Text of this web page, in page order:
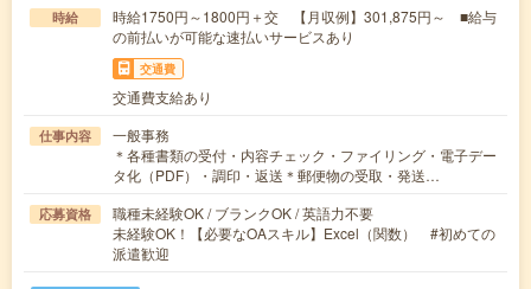
時給
時給1750円～1800円＋交 【月収例】301,875円～ ■給与
の前払いが可能な速払いサービスあり
交通費
交通費支給あり
仕事内容
一般事務
＊各種書類の受付・内容チェック・ファイリング・電子デー
タ化（PDF）・調印・返送＊郵便物の受取・発送…
応募資格
職種未経験OK / ブランクOK / 英語力不要
未経験OK！【必要なOAスキル】Excel（関数） #初めての
派遣歓迎